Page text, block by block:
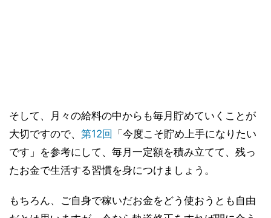
そして、月々の給料の中からも毎月貯めていくことが
大切ですので、 第12回
「今度こそ貯め上手になりたい
です」を参考にして、毎月一定額を積み立てて、残っ
たお金で生活する習慣を身につけましょう。
もちろん、ご自身で稼いだお金をどう使おうとも自由